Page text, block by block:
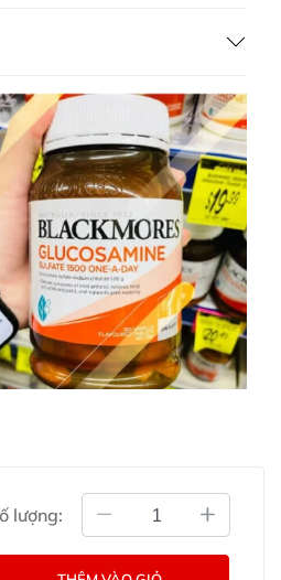
giúp ngăn ngừa nhiễm
dịu và cấp ẩm.
da nhạy cảm.
lượng: